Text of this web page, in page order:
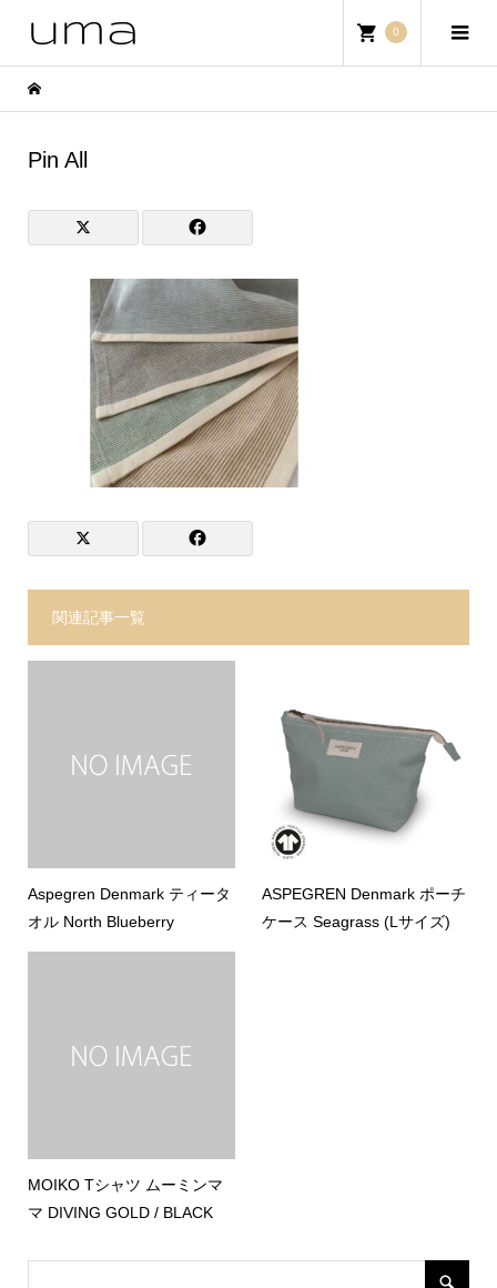
0
Pin All
関連記事一覧
Aspegren Denmark ティータ
オル North Blueberry
ASPEGREN Denmark ポーチ
ケース Seagrass (Lサイズ)
MOIKO Tシャツ ムーミンマ
マ DIVING GOLD / BLACK